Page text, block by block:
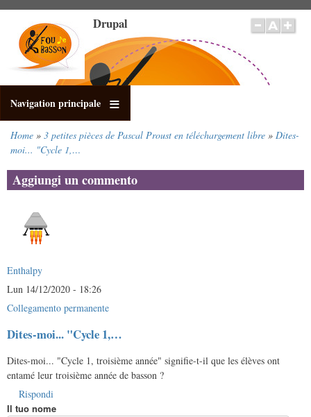
contenuto
principale
Drupal
Navigation principale
Briciole
pane
Home 3 petites pièces de Pascal Proust en téléchargement libre
Dites-
moi... "Cycle 1,…
Aggiungi un commento
Enthalpy
Lun 14/12/2020 - 18:26
Collegamento permanente
Dites-moi... "Cycle 1,…
Dites-moi... "Cycle 1, troisième année" signifie-t-il que les élèves ont
entamé leur troisième année de basson ?
Rispondi
Il tuo nome